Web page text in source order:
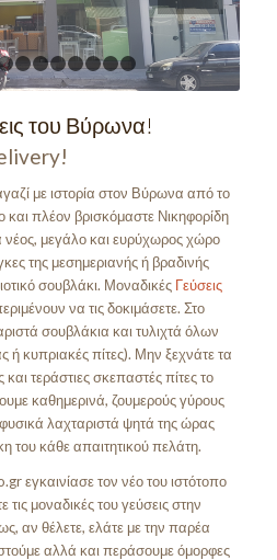
1 2 3 4 5 6 7 8 9 10 1112
του Βύρωνα!
με ιστορία στον Βύρωνα από το
πλέον βρισκόμαστε Νικηφορίδη
νέος, μεγάλο και ευρύχωρος χώρο
της μεσημεριανής ή βραδινής
σουβλάκι. Μοναδικές Γεύσεις
να τις δοκιμάσετε. Στο
σουβλάκια και τυλιχτά όλων
ή κυπριακές πίτες). Μην ξεχνάτε τα
τεράστιες σκεπαστές πίτες το
καθημερινά, ζουμερούς γύρους
λαχταριστά ψητά της ώρας
κάθε απαιτητικού πελάτη.
εγκαινίασε τον νέο του ιστότοπο
μοναδικές του γεύσεις στην
αν θέλετε, ελάτε με την παρέα
αλλά και περάσουμε όμορφες